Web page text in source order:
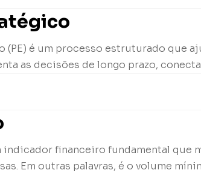
(PE) é um processo estruturado que
as decisões de longo prazo,
financeiro fundamental que
Em outras palavras, é o volume